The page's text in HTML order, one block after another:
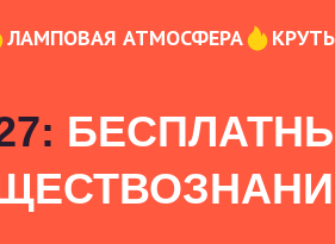
ЛАМПОВАЯ АТМОСФЕРА